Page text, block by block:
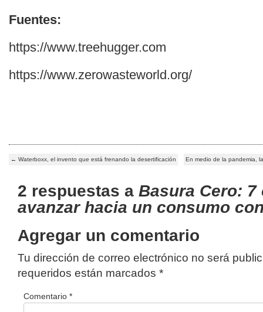
Fuentes:
https://www.treehugger.com
https://www.zerowasteworld.org/
← Waterboxx, el invento que está frenando la desertificación En medio de la pandemia,
2 respuestas a Basura Cero:
avanzar hacia un consumo
Agregar un comentario
Tu dirección de correo electrónico no será
requeridos están marcados *
Comentario *